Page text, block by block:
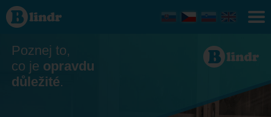
Seznamka
Sokolov
Poznej to,
co je opravdu
důležité.